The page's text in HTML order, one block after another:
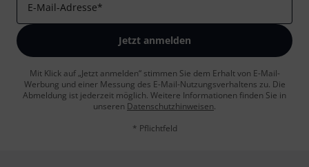
E-Mail-Adresse*
Jetzt anmelden
Mit Klick auf „Jetzt anmelden“ stimmen Sie dem Erhalt von E-Mail-
Werbung und einer Messung des E-Mail-Nutzungsverhaltens zu. Die
Abmeldung ist jederzeit möglich. Weitere Informationen finden Sie in
unseren Datenschutzhinweisen.
* Pflichtfeld